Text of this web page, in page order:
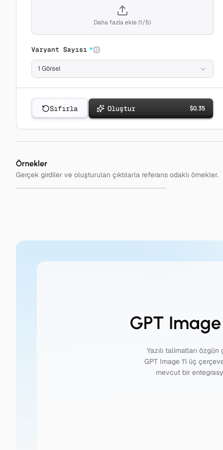
Daha fazla ekle (1/5)
Varyant Sayısı *
1 Görsel
Oluştur $0.35
Sıfırla
Örnekler
Gerçek girdiler ve oluşturulan çıktılarla referans odaklı örnekler.
GPT
Yazılı talimatları
GPT Image 1'i üç
mevcut bir